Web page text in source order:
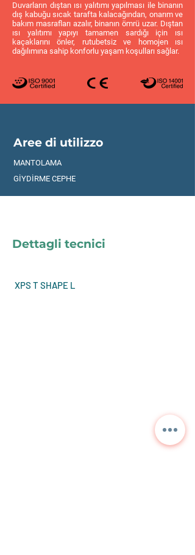
Duvarların dıştan ısı yalıtımı yapılması ile binanın
dış kabuğu sıcak tarafta kalacağından, onarım ve
bakım masrafları azalır, binanın ömrü uzar. Dıştan
ısı yalıtımı yapıyı tamamen sardığı için ısı
kaçaklarını önler, rutubetsiz ve homojen ısı
dağılımına sahip konforlu yaşam koşulları sağlar.
Aree di utilizzo
MANTOLAMA
GİYDİRME CEPHE
Dettagli tecnici
XPS T SHAPE L